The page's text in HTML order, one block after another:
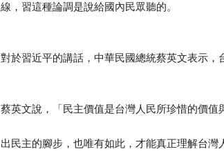
線，習這種論調是說給國內民眾聽的。
對於習近平的講話，中華民國總統蔡英文表示，
蔡英文說，「民主價值是台灣人民所珍惜的價
出民主的腳步，也唯有如此，才能真正理解台灣